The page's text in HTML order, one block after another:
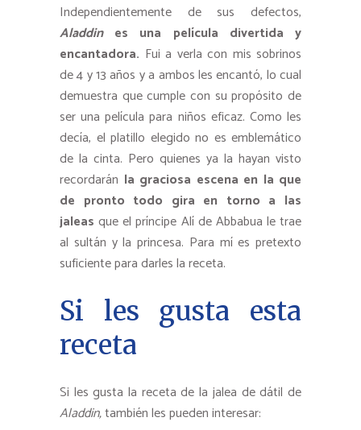
Independientemente de sus defectos,
Aladdines una película divertida y
encantadora. Fui a verla con mis sobrinos
de 4 y 13 años y a ambos les encantó, lo cual
demuestra que cumple con su propósito de
ser una película para niños eficaz. Como les
decía, el platillo elegido no es emblemático
de la cinta. Pero quienes ya la hayan visto
recordarán la graciosa escena en la que
de pronto todo gira en torno a las
jaleas que el príncipe Alí de Abbabua le trae
al sultán y la princesa. Para mí es pretexto
suficiente para darles la receta.
Si les gusta esta
receta
Si les gusta la receta de la jalea de dátil de
Aladdin,también les pueden interesar: